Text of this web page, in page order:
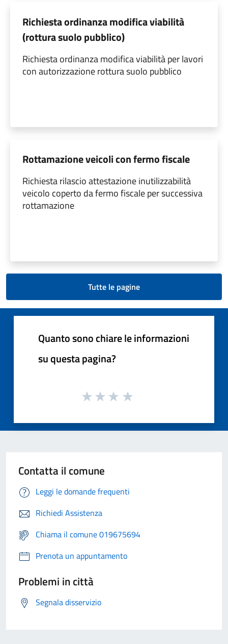
Richiesta ordinanza modifica viabilità
(rottura suolo pubblico)
Richiesta ordinanza modifica viabilità per lavori
con autorizzazione rottura suolo pubblico
Rottamazione veicoli con fermo fiscale
Richiesta rilascio attestazione inutilizzabilità
veicolo coperto da fermo fiscale per successiva
rottamazione
Tutte le pagine
Quanto sono chiare le informazioni
su questa pagina?
Contatta il comune
Leggi le domande frequenti
Richiedi Assistenza
Chiama il comune 019675694
Prenota un appuntamento
Problemi in città
Segnala disservizio